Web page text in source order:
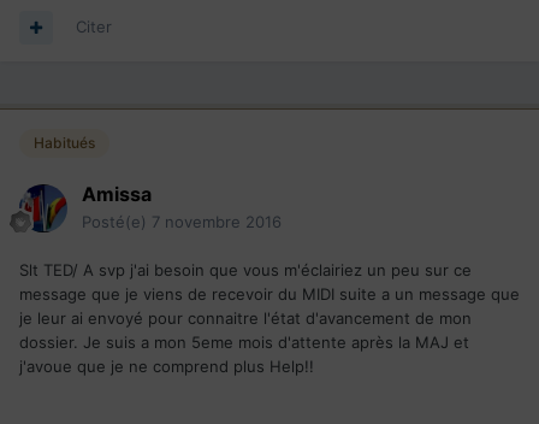
Citer
Habitués
Amissa
Posté(e) 7 novembre 2016
Slt TED/ A svp j'ai besoin que vous m'éclairiez un peu sur ce
message que je viens de recevoir du MIDI suite a un message que
je leur ai envoyé pour connaitre l'état d'avancement de mon
dossier. Je suis a mon 5eme mois d'attente après la MAJ et
j'avoue que je ne comprend plus Help!!